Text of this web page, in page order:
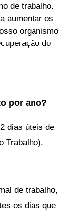
de trabalho.
aumentar os
organismo
do
por ano?
dias úteis de
Trabalho).
de trabalho,
os dias que